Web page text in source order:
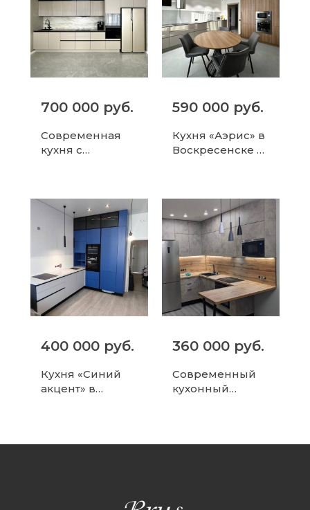
700 000 руб.
Современная
кухня с
Волоколамске
590 000 руб.
Кухня «Аэрис» в
Воскресенске —
детали
400 000 руб.
Кухня «Синий
акцент» в
360 000 руб.
Современный
кухонный